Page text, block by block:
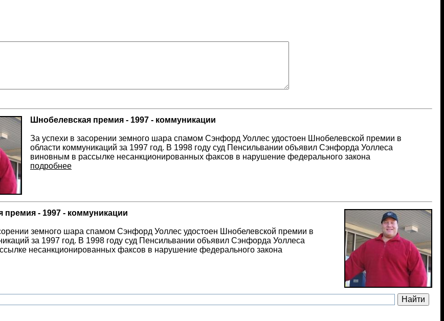
Шнобелевская премия - 1997 - коммуникации
За успехи в засорении земного шара спамом Сэнфорд Уоллес удостоен Шнобелевской премии в
области коммуникаций за 1997 год. В 1998 году суд Пенсильвании объявил Сэнфорда Уоллеса
виновным в рассылке несанкционированных факсов в нарушение федерального закона
подробнее
премия - 1997 - коммуникации
земного шара спамом Сэнфорд Уоллес удостоен Шнобелевской премии в
за 1997 год. В 1998 году суд Пенсильвании объявил Сэнфорда Уоллеса
несанкционированных факсов в нарушение федерального закона